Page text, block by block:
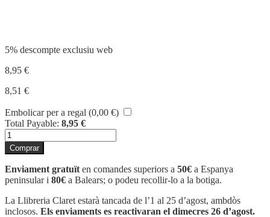
5% descompte exclusiu web
8,95 €
8,51 €
Embolicar per a regal (0,00 €)
Total Payable: 8,95 €
quantitat
de
ISADORA
MOON
TV
ACTIVIDADES-
EL
LIBRO
Comprar
Enviament gratuït en comandes superiors a 50€ a Espanya
peninsular i 80€ a Balears; o podeu recollir-lo a la botiga.
La Llibreria Claret estarà tancada de l’1 al 25 d’agost, ambdòs
inclosos. Els enviaments es reactivaran el dimecres 26 d’agost.